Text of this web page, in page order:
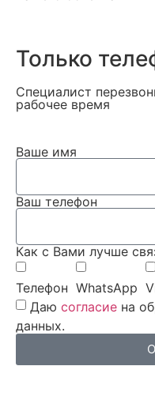
Только
Специалист
рабочее время
Ваше имя
Ваш телефон
Как с Вами лучше
Телефон WhatsApp
Даю согласие на
данных.